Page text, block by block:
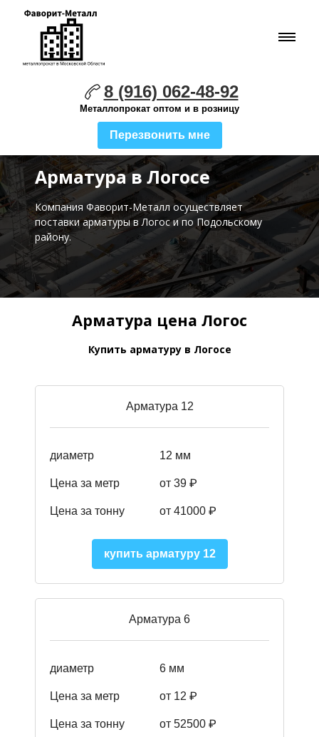
8 (916) 062-48-92
Металлопрокат оптом и в розницу
Перезвонить мне
Арматура в Логосе
Компания Фаворит-Металл осуществляет
поставкиарматуры в Логос и по Подольскому
району.
Арматура цена Логос
Купить арматуру в Логосе
Арматура 12
диаметр 12 мм
Цена за метр от 39 ₽
Цена за тонну от 41000 ₽
купить арматуру 12
Арматура 6
диаметр 6 мм
Цена за метр от 12 ₽
Цена за тонну от 52500 ₽